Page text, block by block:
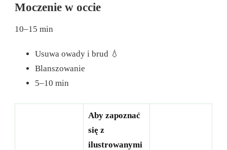
Moczenie w occie
10–15 min
Usuwa owady i brud 💧
Blanszowanie
5–10 min
Aby zapoznać
się z
ilustrowanymi